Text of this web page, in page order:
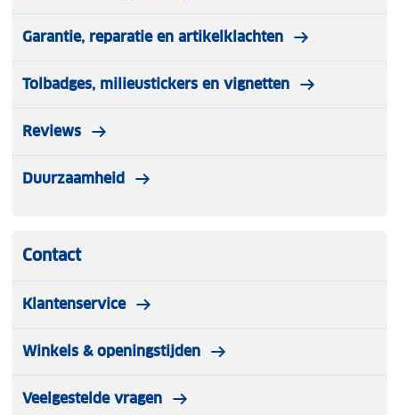
Garantie, reparatie en artikelklachten
Tolbadges, milieustickers en vignetten
Reviews
Duurzaamheid
Contact
Klantenservice
Winkels & openingstijden
Veelgestelde vragen